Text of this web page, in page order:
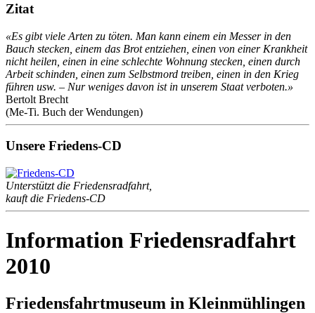
Zitat
«Es gibt viele Arten zu töten. Man kann einem ein Messer in den
Bauch stecken, einem das Brot entziehen, einen von einer Krankheit
nicht heilen, einen in eine schlechte Wohnung stecken, einen durch
Arbeit schinden, einen zum Selbstmord treiben, einen in den Krieg
führen usw. – Nur weniges davon ist in unserem Staat verboten.»
Bertolt Brecht
(Me-Ti. Buch der Wendungen)
Unsere Friedens-CD
Unterstützt die Friedensradfahrt,
kauft die Friedens-CD
Information Friedensradfahrt
2010
Friedensfahrtmuseum in Kleinmühlingen